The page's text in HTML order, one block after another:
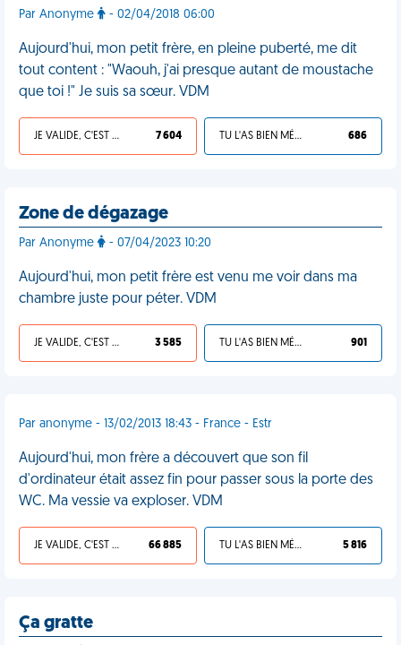
Par Anonyme - 02/04/2018 06:00
Aujourd'hui, mon petit frère, en pleine puberté, me dit
tout content : "Waouh, j'ai presque autant de moustache
que toi !" Je suis sa sœur. VDM
JE VALIDE, C'EST UNE VDM 7 604 TU L'AS BIEN MÉRITÉ 686
Zone de dégazage
Par Anonyme - 07/04/2023 10:20
Aujourd'hui, mon petit frère est venu me voir dans ma
chambre juste pour péter. VDM
JE VALIDE, C'EST UNE VDM 3 585 TU L'AS BIEN MÉRITÉ 901
Par anonyme - 13/02/2013 18:43 - France - Estr
Aujourd'hui, mon frère a découvert que son fil
d'ordinateur était assez fin pour passer sous la porte des
WC. Ma vessie va exploser. VDM
JE VALIDE, C'EST UNE VDM 66 885 TU L'AS BIEN MÉRITÉ 5 816
Ça gratte